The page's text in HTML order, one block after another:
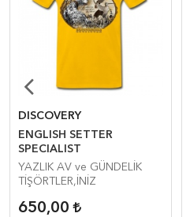
DISCOVERY
ENGLISH SETTER
SPECIALIST
YAZLIK AV ve GÜNDELİK
TİŞÖRTLER,İNİZ
650,00